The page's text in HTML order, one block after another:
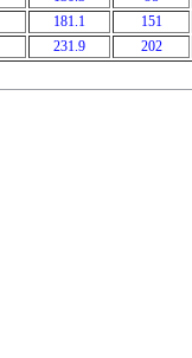
181.1 151
231.9 202